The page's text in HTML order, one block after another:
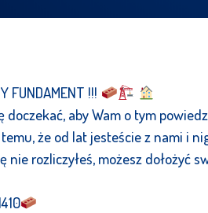
FUNDAMENT !!!
doczekać, aby Wam o tym
że od lat jesteście z nami i
nie rozliczyłeś, możesz dołożyć